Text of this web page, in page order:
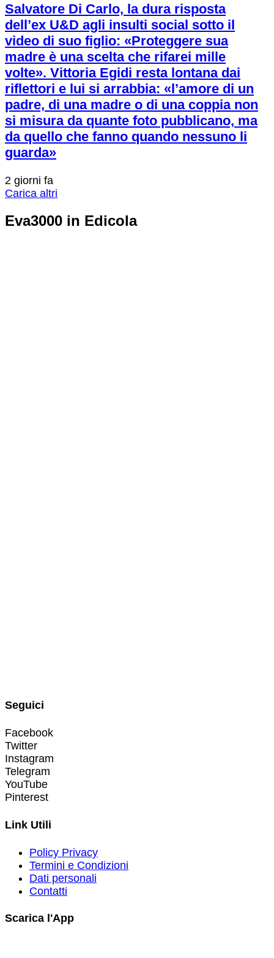
Salvatore Di Carlo, la dura risposta
dell’ex U&D agli insulti social sotto il
video di suo figlio: «Proteggere sua
madre è una scelta che rifarei mille
volte». Vittoria Egidi resta lontana dai
riflettori e lui si arrabbia: «l’amore di un
padre, di una madre o di una coppia non
si misura da quante foto pubblicano, ma
da quello che fanno quando nessuno li
guarda»
2 giorni fa
Carica altri
Eva3000 in Edicola
Seguici
Facebook
Twitter
Instagram
Telegram
YouTube
Pinterest
Link Utili
Policy Privacy
Termini e Condizioni
Dati personali
Contatti
Scarica l'App